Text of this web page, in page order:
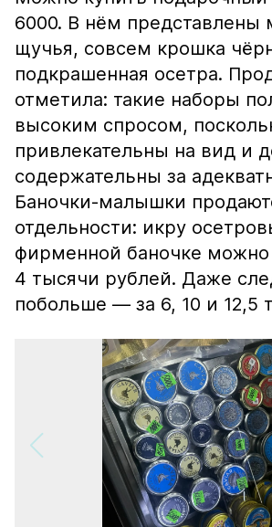
6000. В нём представлены
щучья, совсем крошка
подкрашенная осетра.
отметила: такие наборы
высоким спросом,
привлекательны на вид и
содержательны за
Баночки-малышки
отдельности: икру
фирменной баночке можно
4 тысячи рублей. Даже
побольше — за 6, 10 и 12,5